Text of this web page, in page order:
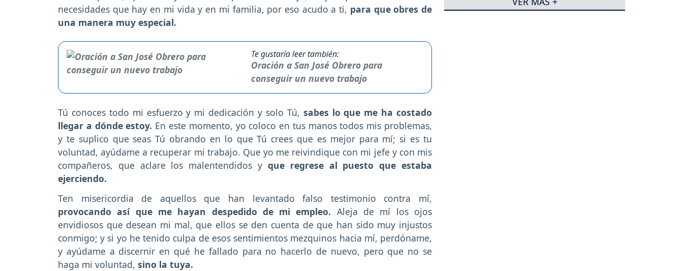
necesidades que hay en mi vida y en mi familia, por eso acudo a ti, para que obres de
una manera muy especial.
Te gustaría leer también:
Oración a San José Obrero para
conseguir un nuevo trabajo
Tú conoces todo mi esfuerzo y mi dedicación y solo Tú, sabes lo que me ha costado
llegar a dónde estoy. En este momento, yo coloco en tus manos todos mis problemas,
y te suplico que seas Tú obrando en lo que Tú crees que es mejor para mí; si es tu
voluntad, ayúdame a recuperar mi trabajo. Que yo me reivindique con mi jefe y con mis
compañeros, que aclare los malentendidos y que regrese al puesto que estaba
ejerciendo.
Ten misericordia de aquellos que han levantado falso testimonio contra mí,
provocando así que me hayan despedido de mi empleo. Aleja de mí los ojos
envidiosos que desean mi mal, que ellos se den cuenta de que han sido muy injustos
conmigo; y si yo he tenido culpa de esos sentimientos mezquinos hacia mí, perdóname,
y ayúdame a discernir en qué he fallado para no hacerlo de nuevo, pero que no se
haga mi voluntad, sino la tuya.